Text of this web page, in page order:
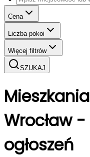
Cena
Liczba pokoi
Więcej filtrów
SZUKAJ
Mieszkania
Wrocław-
ogłoszeń